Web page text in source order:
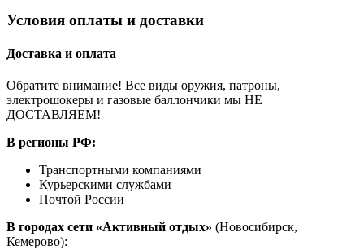
Условия оплаты и доставки
Доставка и оплата
Обратите внимание! Все виды оружия, патроны,
электрошокеры и газовые баллончики мы НЕ
ДОСТАВЛЯЕМ!
В регионы РФ:
Транспортными компаниями
Курьерскими службами
Почтой России
В городах сети «Активный отдых» (Новосибирск,
Кемерово):